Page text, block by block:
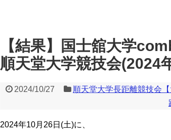
【結果】国士舘大学
順天堂大学競技会(2024
2024/10/27 順天堂大学長距離競技会
2024年10月26日(土)に、